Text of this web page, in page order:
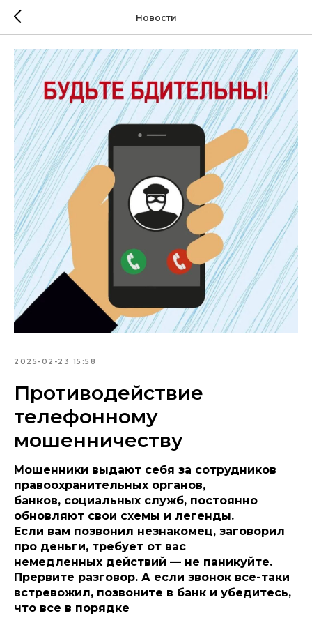
Новости
2025-02-23 15:58
Противодействие
телефонному
мошенничеству
Мошенники выдают себя за сотрудников
правоохранительных органов,
банков, социальных служб, постоянно
обновляют свои схемы и легенды.
Если вам позвонил незнакомец, заговорил
про деньги, требует от вас
немедленных действий — не паникуйте.
Прервите разговор. А если звонок все-таки
встревожил, позвоните в банк и убедитесь,
что все в порядке